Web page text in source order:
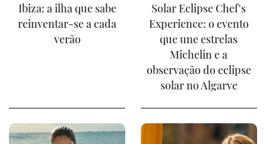
Ibiza: a ilha que sabe
reinventar-se a cada
verão
Solar Eclipse Chef's
Experience: o evento
que une estrelas
Michelin e a
observação do eclipse
solar no Algarve